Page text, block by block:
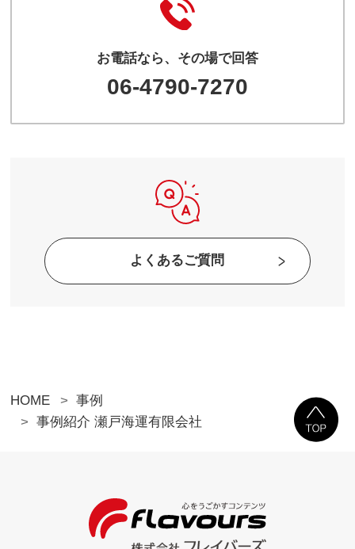
お電話なら、その場で回答
06-4790-7270
よくあるご質問
HOME
事例
事例紹介 瀬戸海運有限会社